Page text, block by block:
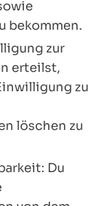
bekommen.
zur
erteilst,
zu
löschen zu
Du